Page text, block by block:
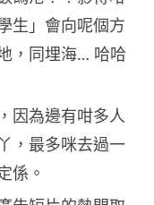
生」會向呢個方
，同埋海… 哈哈
因為邊有咁多人
，最多咪去過一
係。